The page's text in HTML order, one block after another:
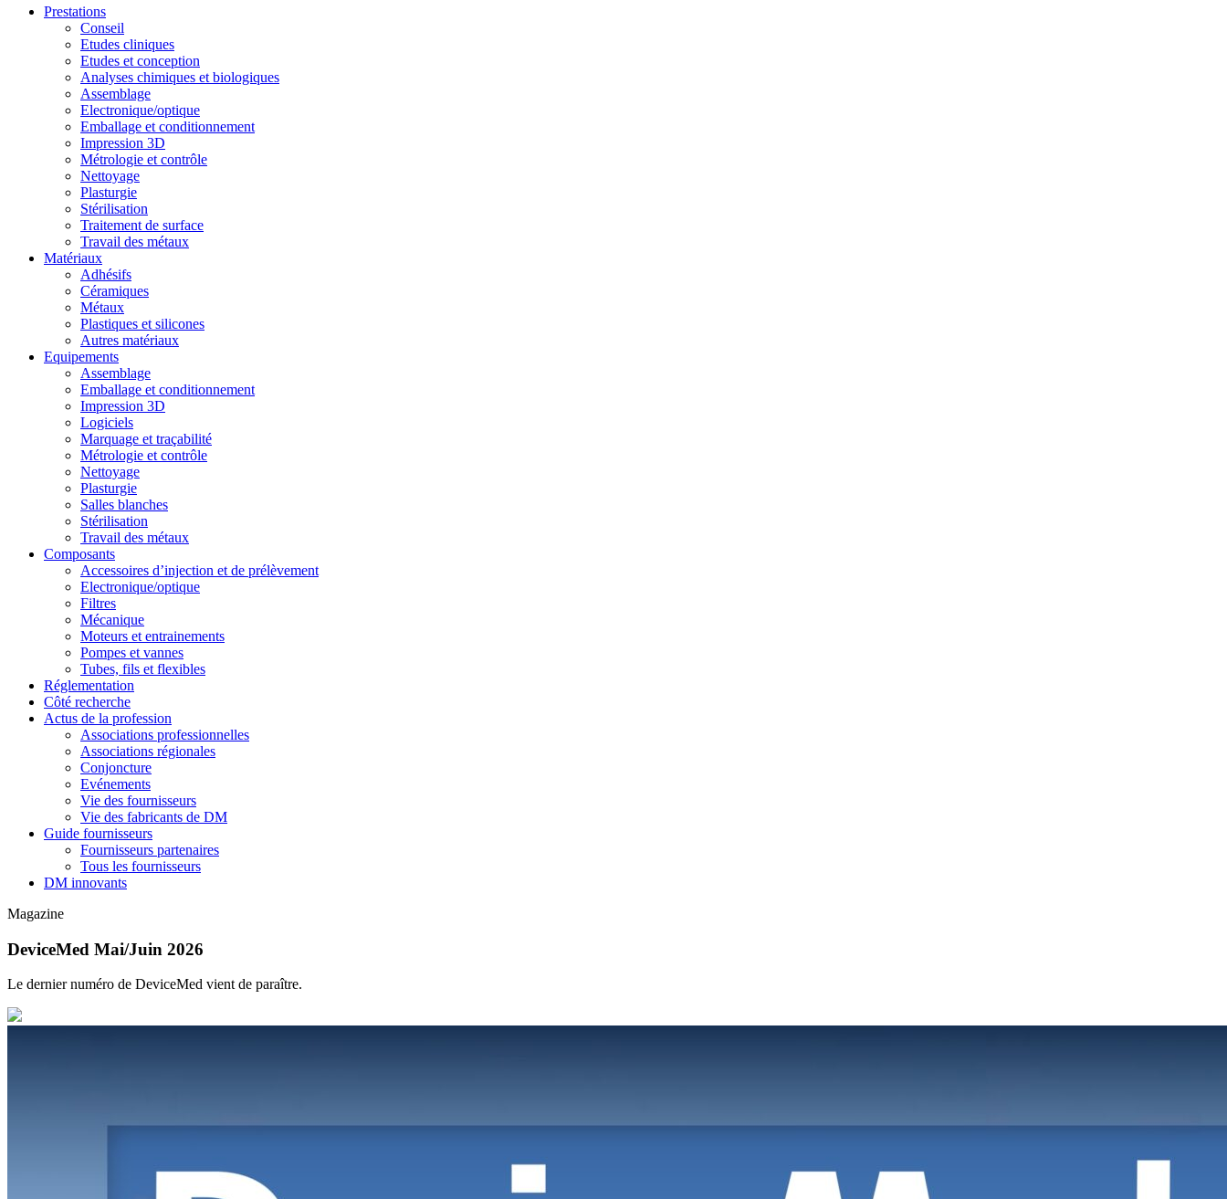
Prestations
Conseil
Etudes cliniques
Etudes et conception
Analyses chimiques et biologiques
Assemblage
Electronique/optique
Emballage et conditionnement
Impression 3D
Métrologie et contrôle
Nettoyage
Plasturgie
Stérilisation
Traitement de surface
Travail des métaux
Matériaux
Adhésifs
Céramiques
Métaux
Plastiques et silicones
Autres matériaux
Equipements
Assemblage
Emballage et conditionnement
Impression 3D
Logiciels
Marquage et traçabilité
Métrologie et contrôle
Nettoyage
Plasturgie
Salles blanches
Stérilisation
Travail des métaux
Composants
Accessoires d’injection et de prélèvement
Electronique/optique
Filtres
Mécanique
Moteurs et entrainements
Pompes et vannes
Tubes, fils et flexibles
Réglementation
Côté recherche
Actus de la profession
Associations professionnelles
Associations régionales
Conjoncture
Evénements
Vie des fournisseurs
Vie des fabricants de DM
Guide fournisseurs
Fournisseurs partenaires
Tous les fournisseurs
DM innovants
Magazine
DeviceMed Mai/Juin 2026
Le dernier numéro de DeviceMed vient de paraître.